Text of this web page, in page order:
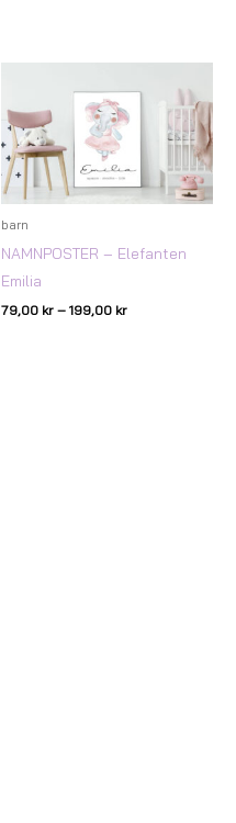
barn
NAMNPOSTER – Elefanten
Emilia
79,00 kr – 199,00 kr
79,00 kr
199,00 kr